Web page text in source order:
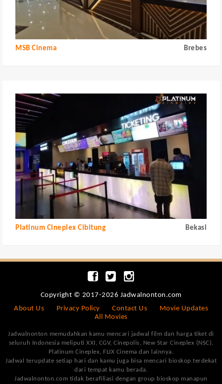
MSB Cinema Brebes
Platinum Cineplex Cibitung Bekasi
Copyright © 2017-2026 Jadwalnonton.com
About Us
Privacy Policy Contact Us
Movie Updates
All Movies
Jadwalnonton memudahkan kamu mencari jadwal film dan harga tiket di
seluruh Indonesia meliputi XXI, CGV, Cinepolis, New Star Cineplex (NSC),
Platinum Cineplex, FLIX Cinema dan lainnya.
Jadwal terupdate setiap hari dan kamu juga bisa mencari bioskop terdekat
dari tempat kamu berada.
Jadwalnonton.com tidak berafiliasi dengan group bioskop manapun